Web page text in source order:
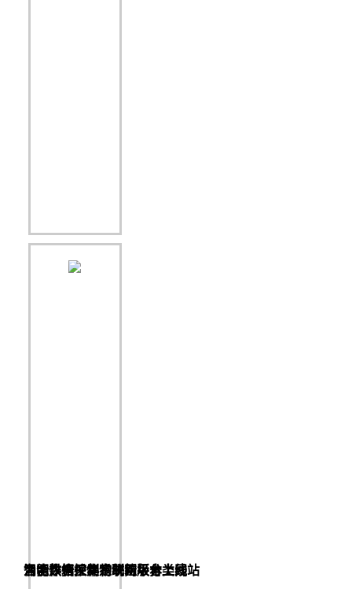
为合作合伙伴定制垃圾分类网站
智能烘箱控制系统新版本上线
涌明数据采集物联网平台上线